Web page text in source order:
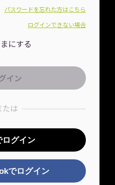
パスワードを忘れた方はこちら
ログインできない場合
にする
たは
ログイン
でログイン